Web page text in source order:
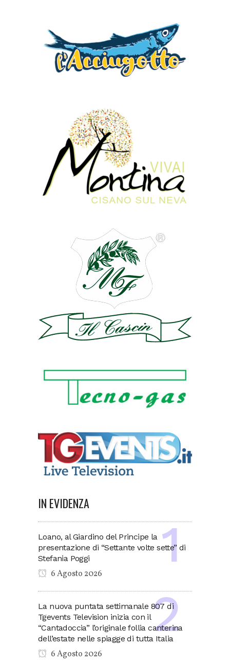
IN EVIDENZA
Loano, al Giardino del Principe la
presentazione di “Settante volte sette” di
Stefania Poggi
6 Agosto 2026
La nuova puntata settimanale 807 di
Tgevents Television inizia con il
“Cantadoccia” l’originale follia canterina
dell’estate nelle spiagge di tutta Italia
6 Agosto 2026